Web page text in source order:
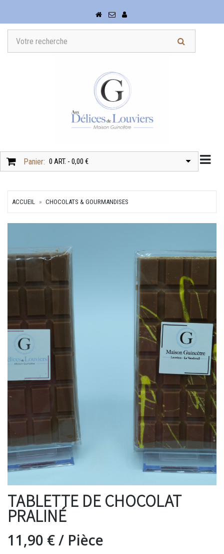
Panier: 0 ART. - 0,00 €
ACCUEIL CHOCOLATS & GOURMANDISES
TABLETTE DE CHOCOLAT
PRALINÉ
11,90 €/ Pièce